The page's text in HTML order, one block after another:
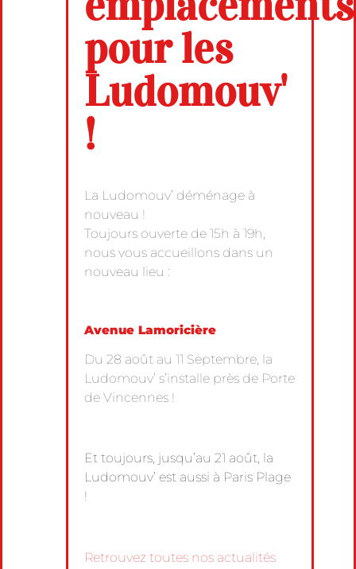
pour les
Ludomouv'
!
La Ludomouv’ déménage à
nouveau !
Toujours ouverte de 15h à 19h,
nous vous accueillons dans un
nouveau lieu :
Avenue Lamoricière
Du 28 août au 11 Septembre, la
Ludomouv’ s’installe près de Porte
de Vincennes !
Et toujours, jusqu’au 21 août, la
Ludomouv’ est aussi à Paris Plage
!
Retrouvez toutes nos actualités